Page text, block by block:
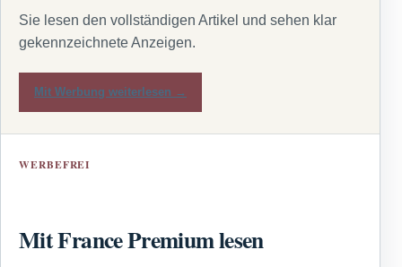
Sie lesen den vollständigen Artikel und sehen klar
gekennzeichnete Anzeigen.
Mit Werbung weiterlesen →
WERBEFREI
Mit France Premium lesen